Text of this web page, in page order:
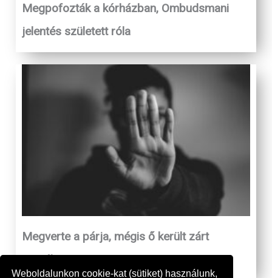
Weboldalunkon cookie-kat (sütiket) használunk,
Megpofozták a kórházban, Ombudsmani
jelentés született róla
Megverte a párja, mégis ő került zárt
osztályra